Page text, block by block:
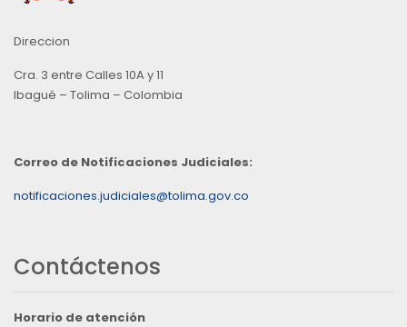
Direccion
Cra. 3 entre Calles 10A y 11
Ibagué – Tolima – Colombia
Correo de Notificaciones Judiciales:
notificaciones.judiciales@tolima.gov.co
Contáctenos
Horario de atención